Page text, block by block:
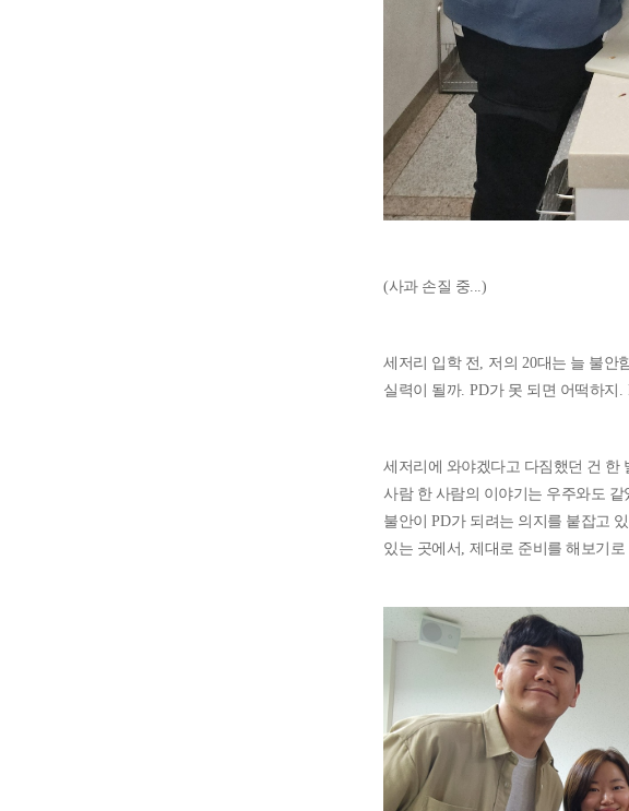
(사과 손질 중...)
세저리 입학 전, 저의 20대는 늘 불안
실력이 될까. PD가 못 되면 어떡하지 .
세저리에 와야겠다고 다짐했던 건 한
사람 한 사람의 이야기는 우주와도 같
불안이 PD가 되려는 의지를 붙잡고
있는 곳에서 , 제대로 준비를 해보기